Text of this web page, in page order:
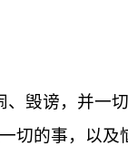
毁谤，并一
切的事，以